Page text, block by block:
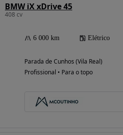
BMW iX xDrive 45
408 cv
6 000 km Elétrico
Parada de Cunhos (Vila Real)
Profissional • Para o topo